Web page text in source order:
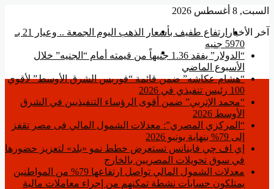
السبت, 8 أغسطس 2026
آخر الأخبار
ارتفاع طفيف بأسعار الذهب اليوم الجمعة .. وعيار 21 بـ
5970 جنيه
“الدولار” يفقد 1.36 جنيهاً من قيمته أمام “الجنيه” خلال
الأسبوع الماضي
“هشام عكاشه” ضمن قائمة “فوربس الشرق الأوسط” لأقوي
100 رئيس تنفيذي في 2026
“محمد الإتربي” ضمن أقوى الرؤساء التنفيذيين في الشرق
الأوسط 2026
“المركزي المصري”: معدلات الشمول المالي فى مصر تقفز
إلى 79% بنهاية يونيو 2026
إي اف چي فاينانس تستعرض خطط نمو «بلد» لتعزيز حضورها
في سوق تحويلات المصريين بالخارج
معدلات الشمول المالي تواصل ارتفاعها 79% من المواطنين
يمتلكون حسابات نشطة تمكنهم من إجراء معاملات مالية
القائمة
بحث
عن